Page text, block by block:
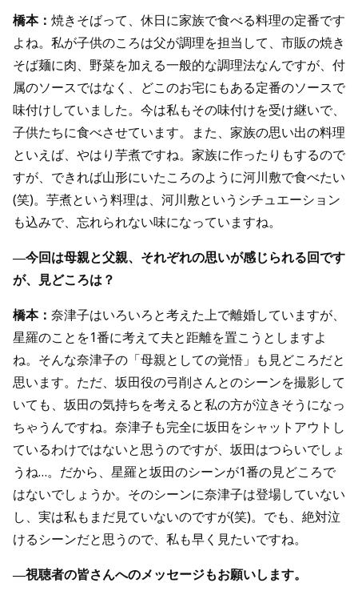
橋本： 焼きそばって、休日に家族で食べる料理の定番です
よね。私が子供のころは父が調理を担当して、市販の焼き
そば麺に肉、野菜を加える一般的な調理法なんですが、付
属のソースではなく、どこのお宅にもある定番のソースで
味付けしていました。今は私もその味付けを受け継いで、
子供たちに食べさせています。また、家族の思い出の料理
といえば、やはり芋煮ですね。家族に作ったりもするので
すが、できれば山形にいたころのように河川敷で食べたい
(笑)。芋煮という料理は、河川敷というシチュエーション
も込みで、忘れられない味になっていますね。
―今回は母親と父親、それぞれの思いが感じられる回です
が、見どころは？
橋本： 奈津子はいろいろと考えた上で離婚していますが、
星羅のことを1番に考えて夫と距離を置こうとしますよ
ね。そんな奈津子の「母親としての覚悟」も見どころだと
思います。ただ、坂田役の弓削さんとのシーンを撮影して
いても、坂田の気持ちを考えると私の方が泣きそうになっ
ちゃうんですね。奈津子も完全に坂田をシャットアウトし
ているわけではないと思うのですが、坂田はつらいでしょ
うね…。だから、星羅と坂田のシーンが1番の見どころで
はないでしょうか。そのシーンに奈津子は登場していない
し、実は私もまだ見ていないのですが(笑)。でも、絶対泣
けるシーンだと思うので、私も早く見たいですね。
―視聴者の皆さんへのメッセージもお願いします。